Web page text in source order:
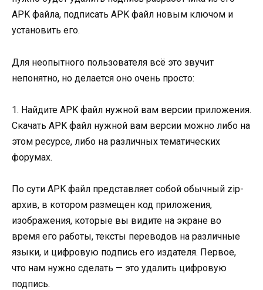
APK файла, подписать APK файл новым ключом и
установить его.
Для неопытного пользователя всё это звучит
непонятно, но делается оно очень просто:
1. Найдите APK файл нужной вам версии приложения.
Скачать APK файл нужной вам версии можно либо на
этом ресурсе, либо на различных тематических
форумах.
По сути APK файл представляет собой обычный zip-
архив, в котором размещен код приложения,
изображения, которые вы видите на экране во
время его работы, тексты переводов на различные
языки, и цифровую подпись его издателя. Первое,
что нам нужно сделать — это удалить цифровую
подпись.